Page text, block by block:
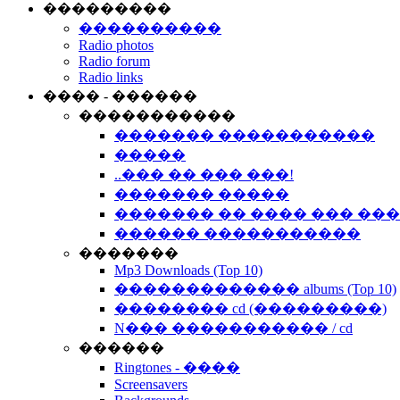
���������
����������
Radio photos
Radio forum
Radio links
���� - ������
�����������
������� �����������
�����
..��� �� ��� ���!
������� �����
������� �� ���� ���
������ �����������
�������
Mp3 Downloads (Top 10)
������������� albums (Top 10)
�������� cd (���������)
N��� ����������� / cd
������
Ringtones - ����
Screensavers